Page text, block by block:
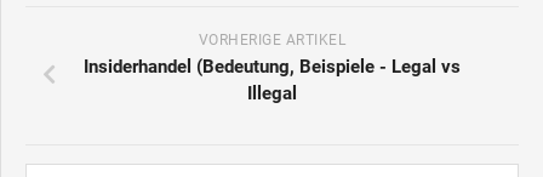
VORHERIGE ARTIKEL
Insiderhandel (Bedeutung, Beispiele - Legal vs
Illegal